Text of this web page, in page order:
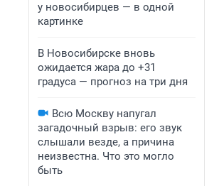
у новосибирцев — в одной
картинке
В Новосибирске вновь
ожидается жара до +31
градуса — прогноз на три дня
Всю Москву напугал
загадочный взрыв: его звук
слышали везде, а причина
неизвестна. Что это могло
быть